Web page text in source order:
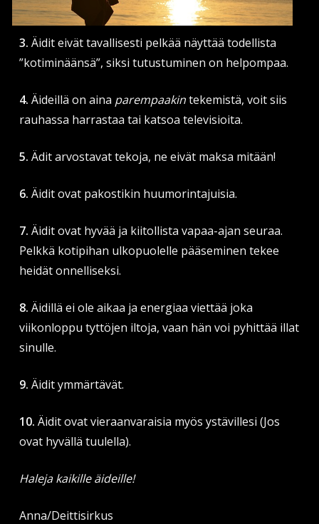
3. Äidit eivät tavallisesti pelkää näyttää todellista
”kotiminäänsä”, siksi tutustuminen on helpompaa.
4. Äideillä on aina parempaakintekemistä, voit siis
rauhassa harrastaa tai katsoa televisioita.
5. Ädit arvostavat tekoja, ne eivät maksa mitään!
6. Äidit ovat pakostikin huumorintajuisia.
7. Äidit ovat hyvää ja kiitollista vapaa-ajan seuraa.
Pelkkä kotipihan ulkopuolelle pääseminen tekee
heidät onnelliseksi.
8. Äidillä ei ole aikaa ja energiaa viettää joka
viikonloppu tyttöjen iltoja, vaan hän voi pyhittää illat
sinulle.
9. Äidit ymmärtävät.
10. Äidit ovat vieraanvaraisia myös ystävillesi (Jos
ovat hyvällä tuulella).
Haleja kaikille äideille!
Anna/Deittisirkus